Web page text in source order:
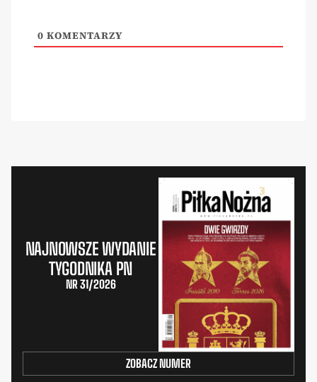
0 KOMENTARZY
NAJNOWSZE WYDANIE
TYGODNIKA PN
NR 31/2026
ZOBACZ NUMER